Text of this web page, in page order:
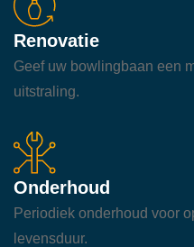
Renovatie
Geef uw bowlingbaan een
uitstraling.
Onderhoud
Periodiek onderhoud voor
levensduur.